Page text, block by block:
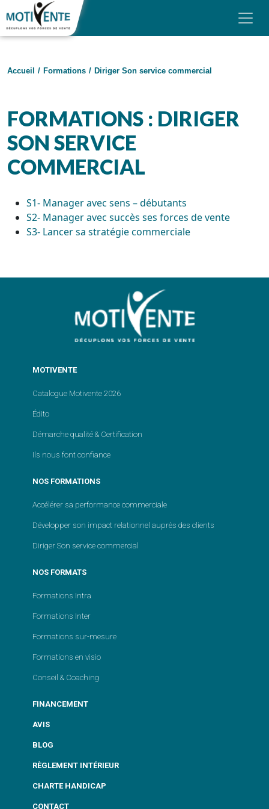
Panneau de gestion des cookies
Skip to main content
NOS FORMATIONS
FINANCEMENT
AVIS
CONTACT & DEVIS
Accueil / Formations / Diriger Son service commercial
FORMATIONS : DIRIGER
SON SERVICE
COMMERCIAL
S1- Manager avec sens – débutants
S2- Manager avec succès ses forces de vente
S3- Lancer sa stratégie commerciale
MOTIVENTE
Catalogue Motivente 2026
Édito
Démarche qualité & Certification
Ils nous font confiance
NOS FORMATIONS
Accélérer sa performance commerciale
Développer son impact relationnel auprès des clients
Diriger Son service commercial
NOS FORMATS
Formations Intra
Formations Inter
Formations sur-mesure
Formations en visio
Conseil & Coaching
FINANCEMENT
AVIS
BLOG
RÈGLEMENT INTÉRIEUR
CHARTE HANDICAP
CONTACT